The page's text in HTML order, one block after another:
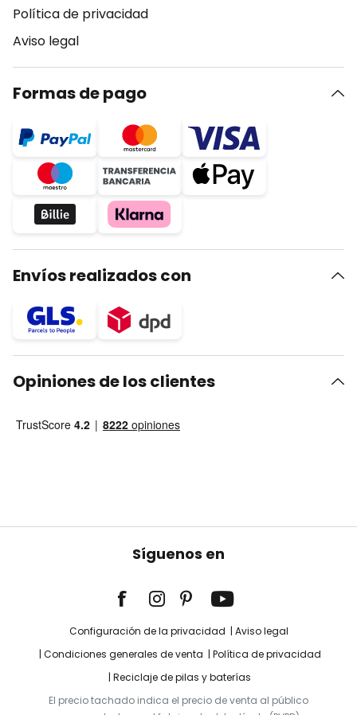
Política de privacidad
Aviso legal
Formas de pago
Envíos realizados con
Opiniones de los clientes
Síguenos en
Configuración de la privacidad
Aviso legal
Condiciones generales de venta
Política de privacidad
Reciclaje de pilas y baterías
El precio tachado indica el precio de venta al público